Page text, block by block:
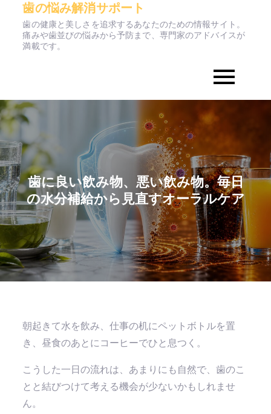
content
歯の悩み解消サポート
歯の健康と美しさを追求するあなたのための情報サイト。
痛みや歯並びの悩みから予防まで、専門家のアドバイスが
満載です。
歯に良い飲み物、悪い飲み物。毎日
の水分補給から見直すオーラルケア
朝起きて水を飲み、仕事の机にペットボトルを置
き、昼食のあとにコーヒーでひと息つく。
こうした一日の流れは、あまりにも自然で、歯のこ
とと結びつけて考える機会が少ないかもしれませ
ん。